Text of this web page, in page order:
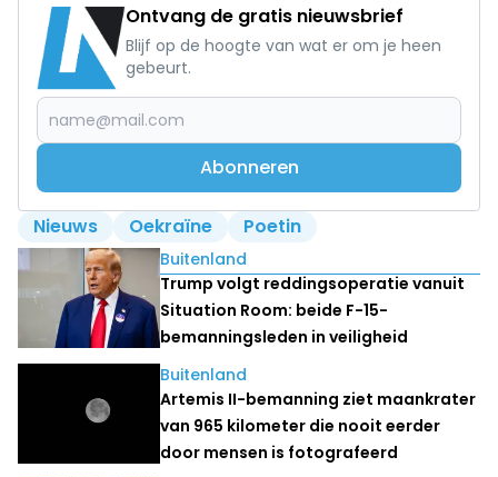
Ontvang de gratis nieuwsbrief
Blijf op de hoogte van wat er om je heen
gebeurt.
Abonneren
Nieuws Oekraïne Poetin
Lees ook
Buitenland
Trump volgt reddingsoperatie vanuit
Situation Room: beide F-15-
bemanningsleden in veiligheid
Buitenland
Artemis II-bemanning ziet maankrater
van 965 kilometer die nooit eerder
door mensen is fotografeerd